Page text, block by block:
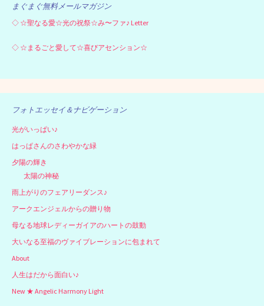
まぐまぐ無料メールマガジン
◇ ☆聖なる愛☆光の祝祭☆み〜ファ♪ Letter
◇ ☆まるごと愛して☆喜びアセンション☆
フォトエッセイ＆ナビゲーション
光がいっぱい♪
はっぱさんのさわやかな緑
夕陽の輝き
太陽の神秘
雨上がりのフェアリーダンス♪
アークエンジェルからの贈り物
母なる地球レディーガイアのハートの鼓動
大いなる至福のヴァイブレーションに包まれて
About
人生はだから面白い♪
New ★ Angelic Harmony Light